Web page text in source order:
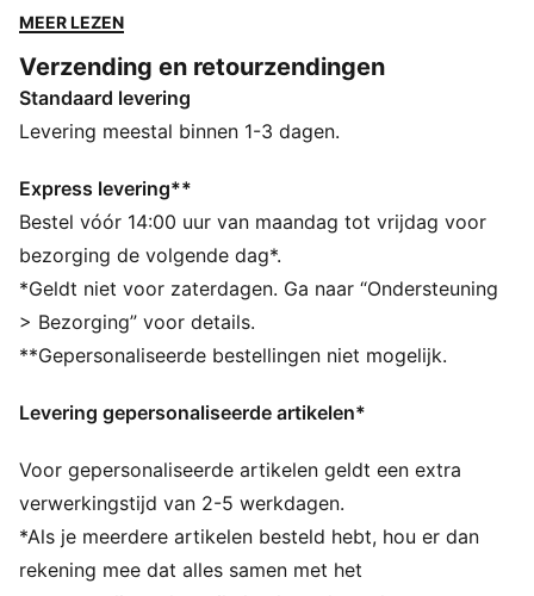
PUMA-DNA en is opgebouwd rond de KING-franchise,
archiefstukken, waaronder shirts, loungekleding en
accessoires.
ALLE INS EN OUTS
DETAILS
Gestructureerde pet
Normale pasvorm
6 panelen
Geborduurde oogjes
Geborduurd KING- en PUMA-logo
Voorgebogen vizier
MEER LEZEN
Verzending en retourzendingen
Standaard levering
Levering meestal binnen 1-3 dagen.
Express levering**
Bestel vóór 14:00 uur van maandag tot vrijdag voor
bezorging de volgende dag*.
*Geldt niet voor zaterdagen. Ga naar “Ondersteuning
> Bezorging” voor details.
**Gepersonaliseerde bestellingen niet mogelijk.
Levering gepersonaliseerde artikelen*
Voor gepersonaliseerde artikelen geldt een extra
verwerkingstijd van 2-5 werkdagen.
*Als je meerdere artikelen besteld hebt, hou er dan
rekening mee dat alles samen met het